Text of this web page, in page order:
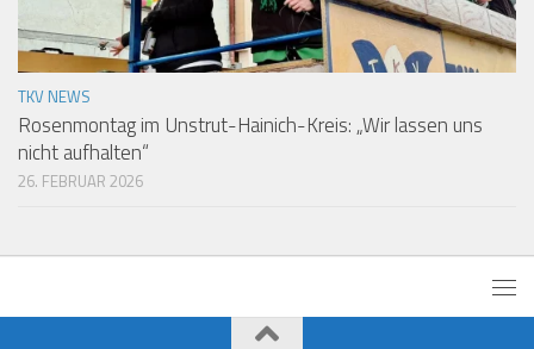
TKV NEWS
Rosenmontag im Unstrut-Hainich-Kreis: „Wir lassen uns
nicht aufhalten“
26. FEBRUAR 2026